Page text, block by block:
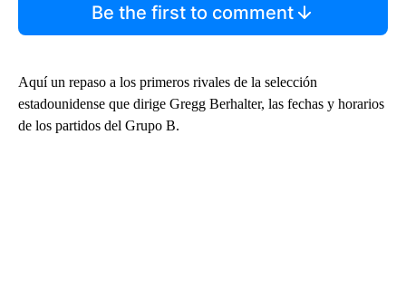
Be the first to comment
Aquí un repaso a los primeros rivales de la selección
estadounidense que dirige Gregg Berhalter, las fechas y horarios
de los partidos del Grupo B.